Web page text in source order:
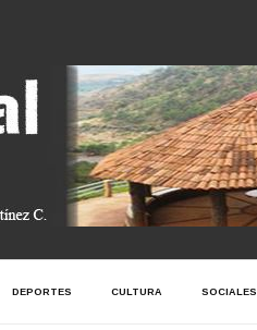
DEPORTES CULTURA SOCIALES